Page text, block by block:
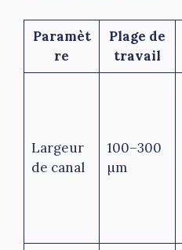
Paramèt
re
Plage de
travail
Largeur
de canal
100–300
µm